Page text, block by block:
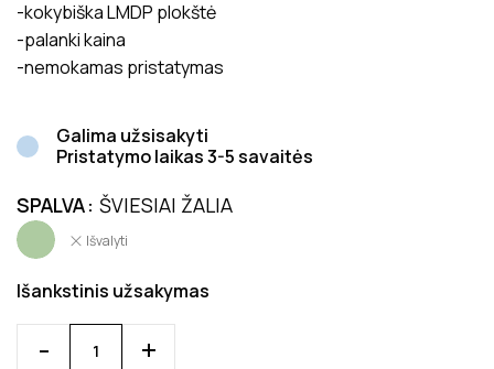
-kokybiška LMDP plokštė
-palanki kaina
-nemokamas pristatymas
Galima užsisakyti
Pristatymo laikas 3-5 savaitės
SPALVA ŠVIESIAI ŽALIA
Išvalyti
Išankstinis užsakymas